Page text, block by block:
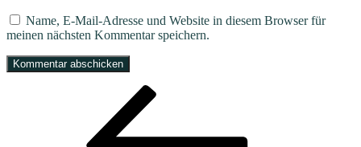
Name, E-Mail-Adresse und Website in diesem Browser für
meinen nächsten Kommentar speichern.
Beitragsnavigation